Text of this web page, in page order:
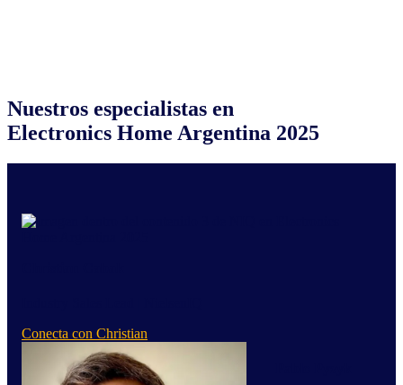
Nuestros especialistas en
Electronics Home Argentina 2025
Conecta con Christian